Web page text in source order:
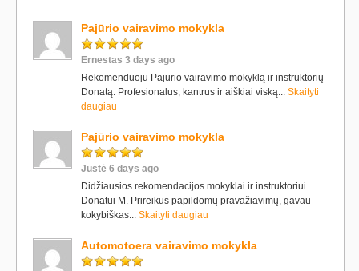
Pajūrio vairavimo mokykla
Ernestas 3 days ago
Rekomenduoju Pajūrio vairavimo mokyklą ir instruktorių
Donatą. Profesionalus, kantrus ir aiškiai viską... Skaityti
daugiau
Pajūrio vairavimo mokykla
Justė 6 days ago
Didžiausios rekomendacijos mokyklai ir instruktoriui
Donatui M. Prireikus papildomų pravažiavimų, gavau
kokybiškas... Skaityti daugiau
Automotoera vairavimo mokykla